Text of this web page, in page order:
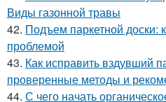
Виды газонной травы
42. Подъем паркетной доски:
проблемой
43. Как исправить вздувший
проверенные методы и
44. С чего начать